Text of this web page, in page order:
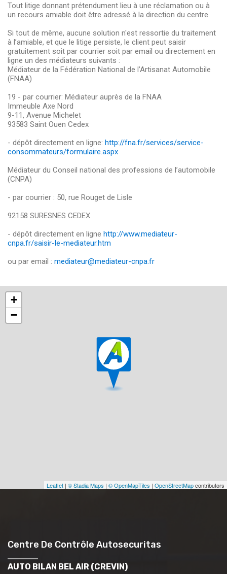
Tout litige donnant prétendument lieu à une réclamation ou à
un recours amiable doit être adressé à la direction du centre.
Si tout de même, aucune solution n'est ressortie du traitement
à l’amiable, et que le litige persiste, le client peut saisir
gratuitement soit par courrier soit par email ou directement en
ligne un des médiateurs suivants :
Médiateur de la Fédération National de l’Artisanat Automobile
(FNAA)
19 - par courrier: Médiateur auprès de la FNAA
Immeuble Axe Nord
9-11, Avenue Michelet
93583 Saint Ouen Cedex
- dépôt directement en ligne: http://fna.fr/services/service-
consommateurs/formulaire.aspx
Médiateur du Conseil national des professions de l’automobile
(CNPA)
- par courrier : 50, rue Rouget de Lisle
92158 SURESNES CEDEX
- dépôt directement en ligne http://www.mediateur-
cnpa.fr/saisir-le-mediateur.htm
ou par email : mediateur@mediateur-cnpa.fr
+
−
Leaflet | © Stadia Maps | © OpenMapTiles | OpenStreetMapcontributors
Centre De Contrôle Autosecuritas
AUTO BILAN BEL AIR (CREVIN)